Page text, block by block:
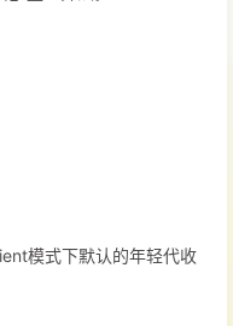
模式下默认的年轻代收